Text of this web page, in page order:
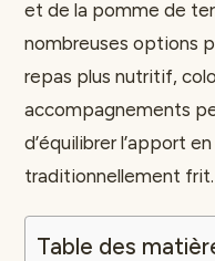
et de la pomme de
nombreuses options
repas plus nutritif,
accompagnements
d’équilibrer l’apport
traditionnellement frit.
Table des